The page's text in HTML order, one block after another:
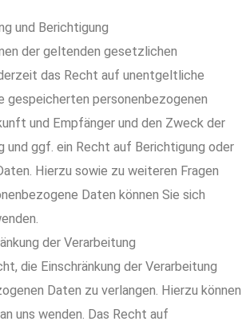
und Berichtigung
der geltenden gesetzlichen
das Recht auf unentgeltliche
gespeicherten personenbezogenen
und Empfänger und den Zweck der
und ggf. ein Recht auf Berichtigung oder
Hierzu sowie zu weiteren Fragen
Daten können Sie sich
der Verarbeitung
die Einschränkung der Verarbeitung
Daten zu verlangen. Hierzu können
uns wenden. Das Recht auf